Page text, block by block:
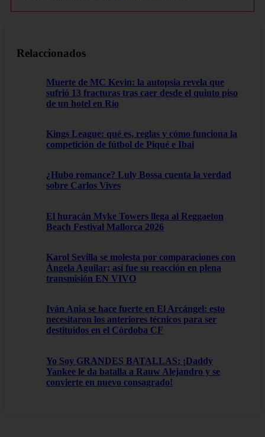
Relaccionados
Muerte de MC Kevin: la autopsia revela que
sufrió 13 fracturas tras caer desde el quinto piso
de un hotel en Río
Kings League: qué es, reglas y cómo funciona la
competición de fútbol de Piqué e Ibai
¿Hubo romance? Luly Bossa cuenta la verdad
sobre Carlos Vives
El huracán Myke Towers llega al Reggaeton
Beach Festival Mallorca 2026
Karol Sevilla se molesta por comparaciones con
Ángela Aguilar; así fue su reacción en plena
transmisión EN VIVO
Iván Ania se hace fuerte en El Arcángel: esto
necesitaron los anteriores técnicos para ser
destituidos en el Córdoba CF
Yo Soy GRANDES BATALLAS: ¡Daddy
Yankee le da batalla a Rauw Alejandro y se
convierte en nuevo consagrado!